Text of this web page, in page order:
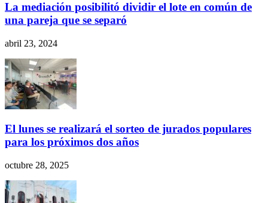
La mediación posibilitó dividir el lote en común de
una pareja que se separó
abril 23, 2024
El lunes se realizará el sorteo de jurados populares
para los próximos dos años
octubre 28, 2025